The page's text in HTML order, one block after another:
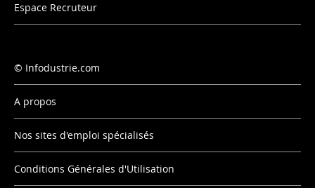
Espace Recruteur
Infodustrie.com
A propos
Nos sites d'emploi spécialisés
Conditions Générales d'Utilisation